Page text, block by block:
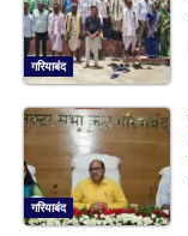
गरियाबंद
गरियाबंद